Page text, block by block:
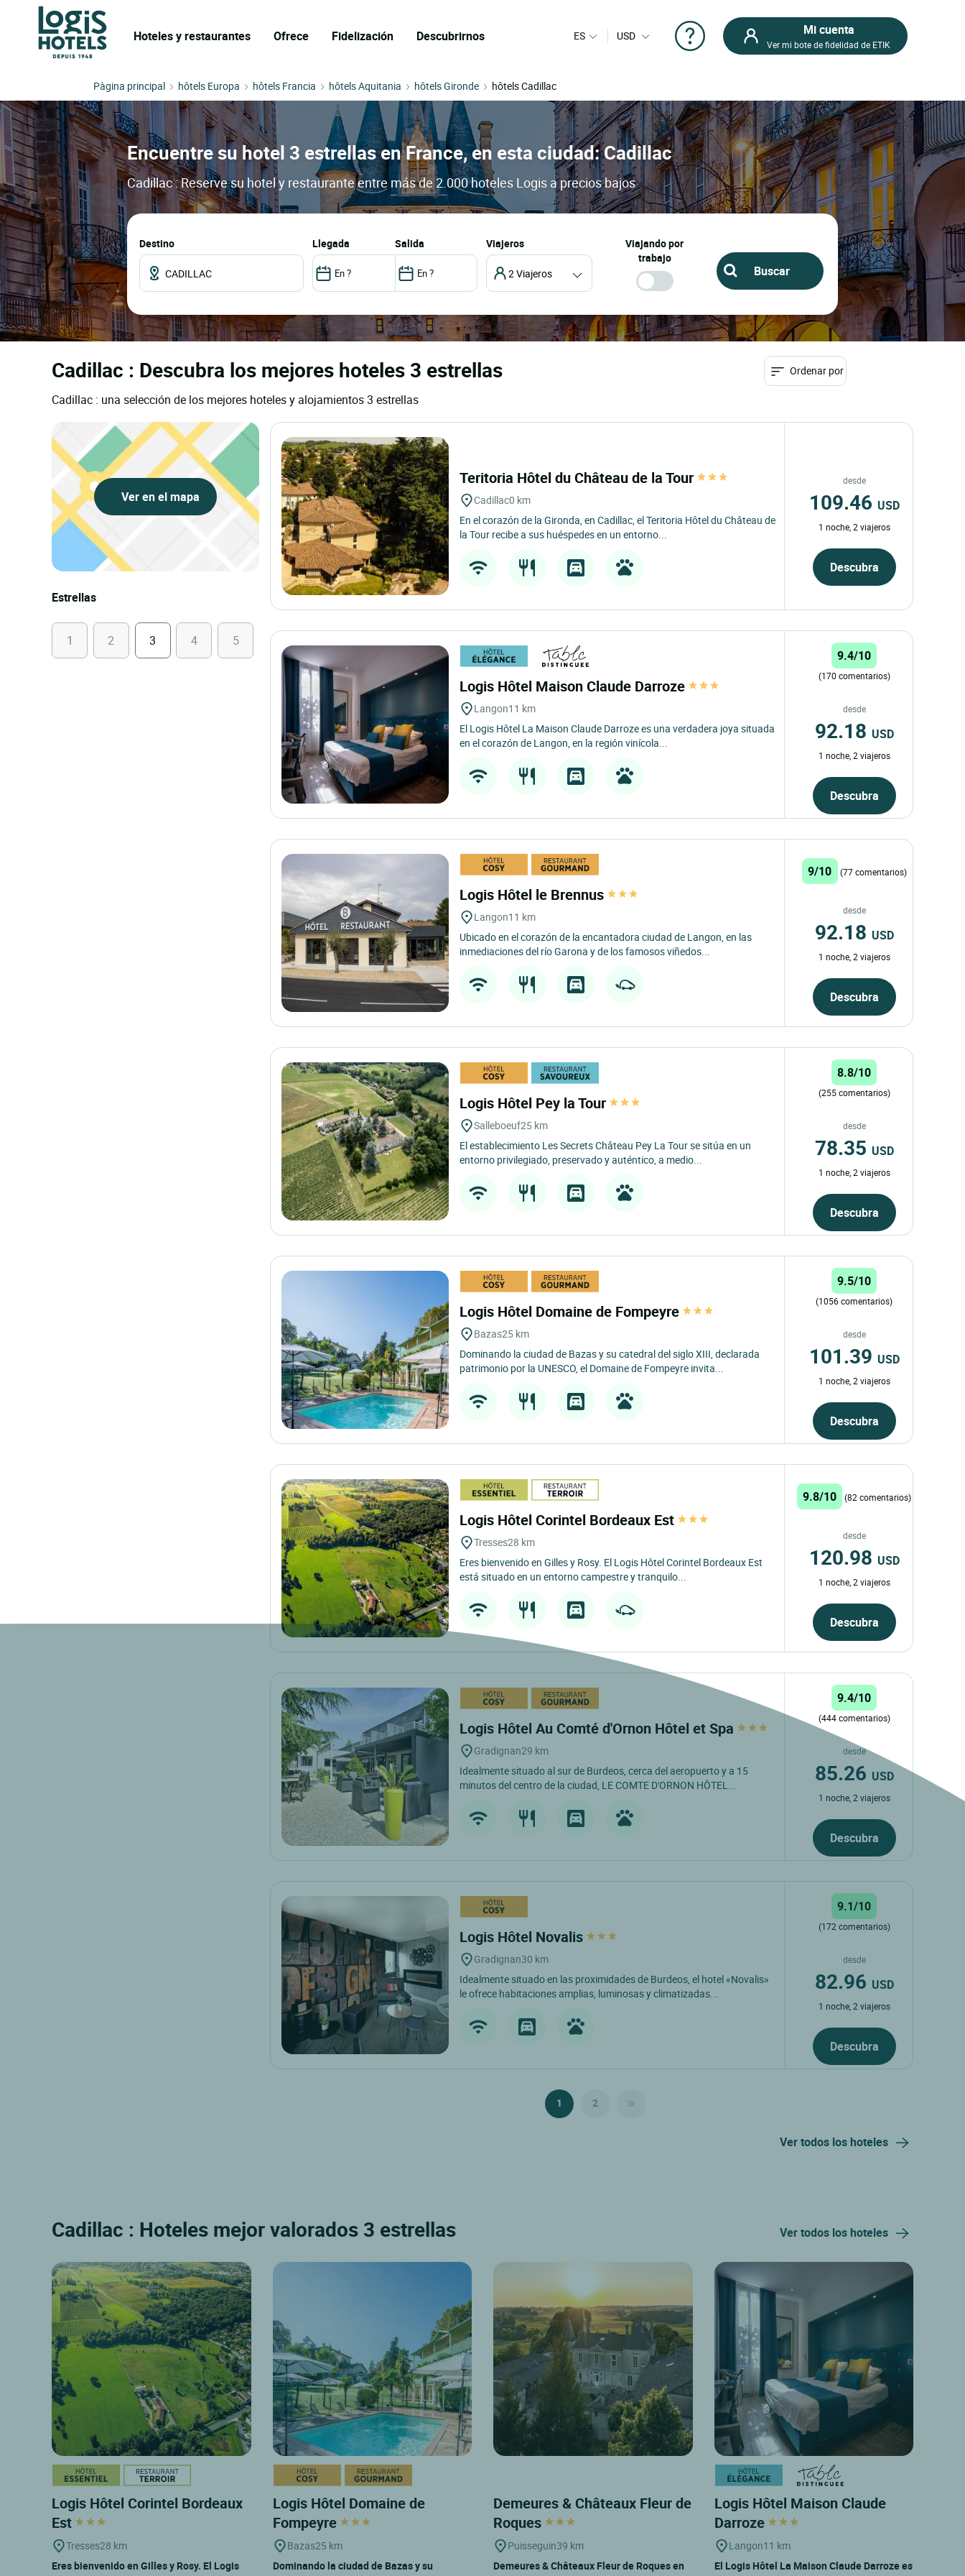
Hoteles y restaurantes Ofrece Fidelización Descubrirnos ES USD Mi cuenta
Ver mi bote de fidelidad de ETIK
Pàgina principal hôtels Europa hôtels Francia hôtels Aquitania hôtels Gironde hôtels Cadillac
Encuentre su hotel 3 estrellas en France, en esta ciudad: Cadillac
Cadillac : Reserve su hotel y restaurante entre más de 2.000 hoteles Logis a precios bajos
Destino llegada salida Viajeros
2 Viajeros
Viajando por
trabajo
Cadillac : Descubra los mejores hoteles 3 estrellas
Cadillac : una selección de los mejores hoteles y alojamientos 3 estrellas
Ordenar por
Ver en el mapa
Estrellas
1 2 3 4 5
Teritoria Hôtel du Château de la Tour
Cadillac0 km
En el corazón de la Gironda, en Cadillac, el Teritoria Hôtel du Château de
la Tour recibe a sus huéspedes en un entorno...
desde
109.46 USD
1 noche, 2 viajeros
Descubra
Logis Hôtel Maison Claude Darroze
Langon11 km
El Logis Hôtel La Maison Claude Darroze es una verdadera joya situada
en el corazón de Langon, en la región vinícola...
9.4/10
(170 comentarios)
desde
92.18 USD
1 noche, 2 viajeros
Descubra
Logis Hôtel le Brennus
Langon11 km
Ubicado en el corazón de la encantadora ciudad de Langon, en las
inmediaciones del río Garona y de los famosos viñedos...
9/10 (77 comentarios)
desde
92.18 USD
1 noche, 2 viajeros
Descubra
Logis Hôtel Pey la Tour
Salleboeuf25 km
El establecimiento Les Secrets Château Pey La Tour se sitúa en un
entorno privilegiado, preservado y auténtico, a medio...
8.8/10
(255 comentarios)
desde
78.35 USD
1 noche, 2 viajeros
Descubra
Logis Hôtel Domaine de Fompeyre
Bazas25 km
Dominando la ciudad de Bazas y su catedral del siglo XIII, declarada
patrimonio por la UNESCO, el Domaine de Fompeyre invita...
9.5/10
(1056 comentarios)
desde
101.39 USD
1 noche, 2 viajeros
Descubra
Logis Hôtel Corintel Bordeaux Est
Tresses28 km
Eres bienvenido en Gilles y Rosy. El Logis Hôtel Corintel Bordeaux Est
está situado en un entorno campestre y tranquilo...
9.8/10 (82 comentarios)
desde
120.98 USD
1 noche, 2 viajeros
Descubra
Logis Hôtel Au Comté d'Ornon Hôtel et Spa
Gradignan29 km
Idealmente situado al sur de Burdeos, cerca del aeropuerto y a 15
minutos del centro de la ciudad, LE COMTE D'ORNON HÔTEL...
9.4/10
(444 comentarios)
desde
85.26 USD
1 noche, 2 viajeros
Descubra
Logis Hôtel Novalis
Gradignan30 km
Idealmente situado en las proximidades de Burdeos, el hotel «Novalis»
le ofrece habitaciones amplias, luminosas y climatizadas...
9.1/10
(172 comentarios)
desde
82.96 USD
1 noche, 2 viajeros
Descubra
1 2
Ver todos los hoteles
Cadillac : Hoteles mejor valorados 3 estrellas Ver todos los hoteles
Logis Hôtel Corintel Bordeaux
Est
Tresses28 km
Eres bienvenido en Gilles y Rosy. El Logis
Logis Hôtel Domaine de
Fompeyre
Bazas25 km
Dominando la ciudad de Bazas y su
Demeures & Châteaux Fleur de
Roques
Puisseguin39 km
Demeures & Châteaux Fleur de Roques en
Logis Hôtel Maison Claude
Darroze
Langon11 km
El Logis Hôtel La Maison Claude Darroze es